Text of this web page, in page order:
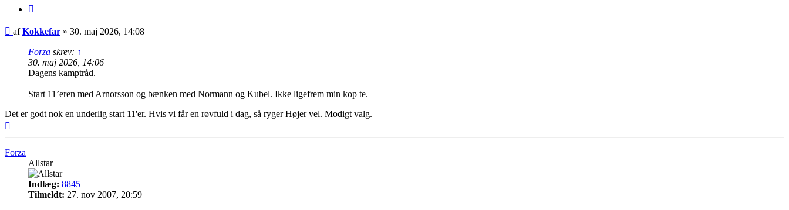
Indlæg
afKokkefar » 30. maj 2026, 14:08
Forza skrev: ↑
30. maj 2026, 14:06
Dagens kamptråd.
Start 11’eren med Arnorsson og bænken med Normann og Kubel. Ikke ligefrem min kop te.
Det er godt nok en underlig start 11'er. Hvis vi får en røvfuld i dag, så ryger Højer vel. Modigt valg.
Forza
Allstar
Indlæg: 8845
Tilmeldt: 27. nov 2007, 20:59